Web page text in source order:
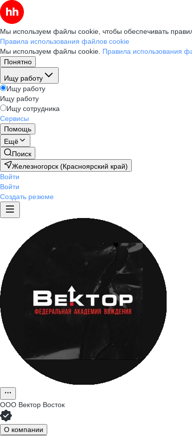
Мы используем файлы cookie, чтобы обеспечивать
Правила использования файлов cookie
Мы используем файлы cookie. Правила использования
Понятно
Ищу работу
Ищу работу
Ищу работу
Ищу сотрудника
Сервисы
Помощь
Ещё
Поиск
Железногорск (Красноярский край)
Войти
Войти
Создать резюме
ООО Вектор Восток
О компании